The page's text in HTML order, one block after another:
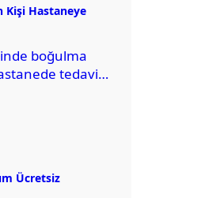
Kişi Hastaneye
boğulma
tedavi
Mahallesi’ndeki
B’nin suda...
Ücretsiz